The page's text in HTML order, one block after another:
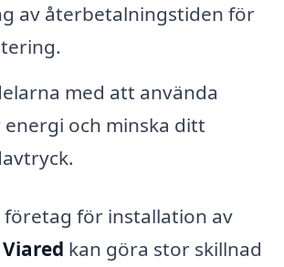
av återbetalningstiden för
med att använda
och minska ditt
för installation av
kan göra stor skillnad